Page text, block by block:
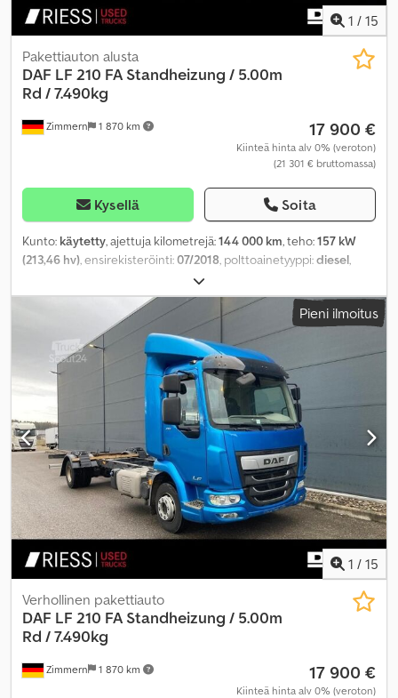
1 / 15
Zimmern 1 870 km
Pakettiauton alusta
DAF LF 210 FA Standheizung / 5.00m
Rd / 7.490kg
17 900 €
Kiinteä hinta alv 0% (veroton)
(21 301 € bruttomassa)
Kysellä Soita
Kunto: käytetty, ajettuja kilometrejä:144 000 km, teho:157 kW
(213,46 hv), ensirekisteröinti:07/2018, polttoainetyyppi:diesel,
, vaihteistotyyppi:
päästöluokka:Euro 6, Varusteet:noesuodatin,
pysäköintilämmitin, Pieni ilmoitus
1 / 15
Zimmern 1 870 km
Verhollinen pakettiauto
DAF LF 210 FA Standheizung / 5.00m
Rd / 7.490kg
17 900 €
Kiinteä hinta alv 0% (veroton)